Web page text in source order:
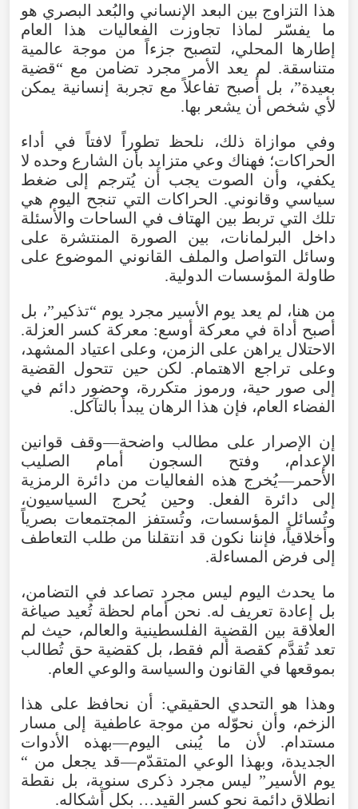
هذا التزاوج بين البعد الإنساني والبُعد البصري هو
ما
يفسّر لماذا تجاوزت الفعاليات هذا
العام
إطارها
المحلي، لتصبح جزءاً من موجة
عالمية
متناسقة. لم يعد الأمر مجرد تضامن مع “قضية
بعيدة”، بل أصبح تفاعلاً مع تجربة إنسانية يمكن
لأي شخص أن يشعر بها.
وفي
موازاة ذلك، نلحظ تطوراً لافتاً في
أداء
الحراكات؛ فهناك وعي متزايد بأن الشارع وحده لا
يكفي، وأن الصوت يجب أن يُترجم إلى ضغط
سياسي وقانوني. الحراكات التي تنجح اليوم هي
تلك التي تربط بين الهتاف في الساحات والأسئلة
داخل
البرلمانات، بين الصورة المنتشرة
على
وسائل التواصل والملف القانوني الموضوع على
طاولة المؤسسات الدولية.
من هنا، لم يعد يوم الأسير مجرد يوم “تذكير ”، بل
أصبح أداة في معركة أوسع: معركة كسر العزلة.
الاحتلال يراهن على الزمن، وعلى اعتياد المشهد،
وعلى تراجع الاهتمام. لكن حين تتحول القضية
إلى صور حية، ورموز متكررة، وحضور دائم في
الفضاء العام، فإن هذا الرهان يبدأ بالتآكل.
إن الإصرار على مطالب واضحة—وقف قوانين
الإعدام، وفتح السجون أمام
الصليب
الأحمر—يُخرج هذه الفعاليات من دائرة الرمزية
إلى
دائرة الفعل. وحين يُحرج السياسيون،
وتُسائل المؤسسات، وتُستفز المجتمعات بصرياً
وأخلاقياً، فإننا نكون قد انتقلنا من طلب التعاطف
إلى فرض المساءلة.
ما يحدث اليوم ليس مجرد تصاعد في التضامن،
بل إعادة تعريف له. نحن أمام لحظة تُعيد صياغة
العلاقة بين القضية الفلسطينية والعالم، حيث لم
تعد تُقدَّم كقصة ألم فقط، بل كقضية حق تُطالب
بموقعها في القانون والسياسة والوعي العام.
وهذا هو التحدي الحقيقي: أن نحافظ على هذا
الزخم، وأن نحوّله من موجة عاطفية إلى مسار
مستدام. لأن ما يُبنى اليوم—بهذه
الأدوات
الجديدة، وبهذا الوعي المتقدّم—قد يجعل من “
يوم الأسير ” ليس مجرد ذكرى سنوية، بل نقطة
انطلاق دائمة نحو كسر القيد… بكل أشكاله.